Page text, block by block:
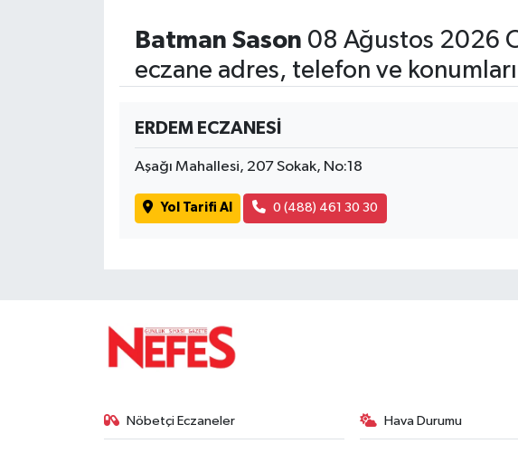
Batman Sason 08 Ağustos 2026
eczane adres, telefon ve konumları
ERDEM ECZANESİ
Aşağı Mahallesi, 207 Sokak, No:18
Yol Tarifi Al 0 (488) 461 30 30
Nöbetçi Eczaneler Hava Durumu